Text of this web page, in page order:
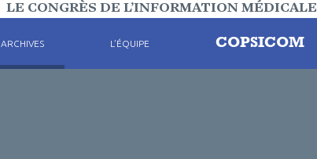
LE CONGRÈS DE L’INFORMATION MÉDICALE
ARCHIVES L’ÉQUIPE COPSICOM